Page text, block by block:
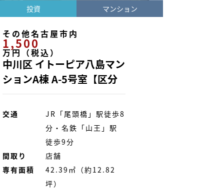
投資 マンション
その他名古屋市内
1,500
万円（税込）
中川区 イトーピア八島マン
ションA棟 A-5号室【区分
店舗】
交通
JR「尾頭橋」駅徒歩8
分・名鉄「山王」駅
徒歩9分
間取り
店舗
専有面積
42.39㎡（約12.82
坪）